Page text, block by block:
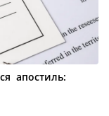
апостиль: